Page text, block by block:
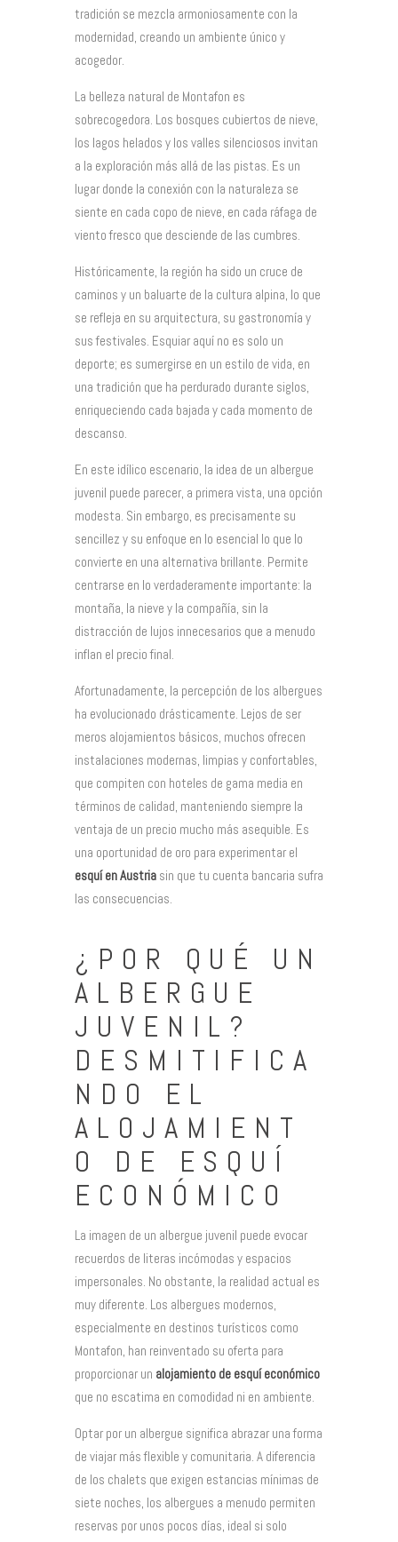
tradición se mezcla armoniosamente con la
modernidad, creando un ambiente único y
acogedor.
La belleza natural de Montafon es
sobrecogedora. Los bosques cubiertos de nieve,
los lagos helados y los valles silenciosos invitan
a la exploración más allá de las pistas. Es un
lugar donde la conexión con la naturaleza se
siente en cada copo de nieve, en cada ráfaga de
viento fresco que desciende de las cumbres.
Históricamente, la región ha sido un cruce de
caminos y un baluarte de la cultura alpina, lo que
se refleja en su arquitectura, su gastronomía y
sus festivales. Esquiar aquí no es solo un
deporte; es sumergirse en un estilo de vida, en
una tradición que ha perdurado durante siglos,
enriqueciendo cada bajada y cada momento de
descanso.
En este idílico escenario, la idea de un albergue
juvenil puede parecer, a primera vista, una opción
modesta. Sin embargo, es precisamente su
sencillez y su enfoque en lo esencial lo que lo
convierte en una alternativa brillante. Permite
centrarse en lo verdaderamente importante: la
montaña, la nieve y la compañía, sin la
distracción de lujos innecesarios que a menudo
inflan el precio final.
Afortunadamente, la percepción de los albergues
ha evolucionado drásticamente. Lejos de ser
meros alojamientos básicos, muchos ofrecen
instalaciones modernas, limpias y confortables,
que compiten con hoteles de gama media en
términos de calidad, manteniendo siempre la
ventaja de un precio mucho más asequible. Es
una oportunidad de oro para experimentar el
esquí en Austria sin que tu cuenta bancaria sufra
las consecuencias.
¿POR QUÉ UN
ALBERGUE
JUVENIL?
DESMITIFICA
NDO EL
ALOJAMIENT
O DE ESQUÍ
ECONÓMICO
La imagen de un albergue juvenil puede evocar
recuerdos de literas incómodas y espacios
impersonales. No obstante, la realidad actual es
muy diferente. Los albergues modernos,
especialmente en destinos turísticos como
Montafon, han reinventado su oferta para
proporcionar un alojamiento de esquí económico
que no escatima en comodidad ni en ambiente.
Optar por un albergue significa abrazar una forma
de viajar más flexible y comunitaria. A diferencia
de los chalets que exigen estancias mínimas de
siete noches, los albergues a menudo permiten
reservas por unos pocos días, ideal si solo